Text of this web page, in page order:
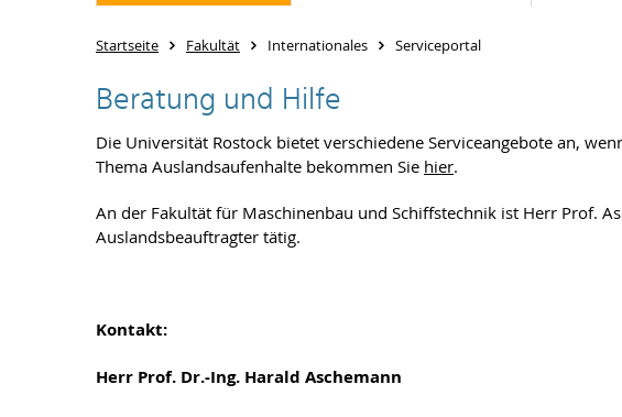
Startseite Fakultät Internationales Serviceportal
Beratung und Hilfe
Die Universität Rostock bietet verschiedene Serviceangebote an,
Thema Auslandsaufenhalte bekommen Sie hier.
An der Fakultät für Maschinenbau und Schiffstechnik ist Herr Prof.
Auslandsbeauftragter tätig.
Kontakt:
Herr Prof. Dr.-Ing. Harald Aschemann